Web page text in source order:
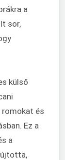
a
sor,
külső
és
Ez a
a